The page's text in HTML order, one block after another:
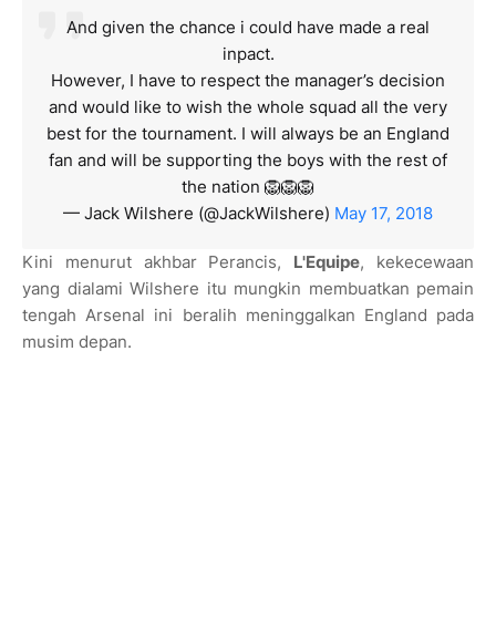
And given the chance i could have made a real
inpact.
However, I have to respect the manager’s decision
and would like to wish the whole squad all the very
best for the tournament. I will always be an England
fan and will be supporting the boys with the rest of
the nation 🦁🦁🦁
— Jack Wilshere (@JackWilshere) May 17, 2018
Kini menurut akhbar Perancis, L'Equipe, kekecewaan
yang dialami Wilshere itu mungkin membuatkan pemain
tengah Arsenal ini beralih meninggalkan England pada
musim depan.